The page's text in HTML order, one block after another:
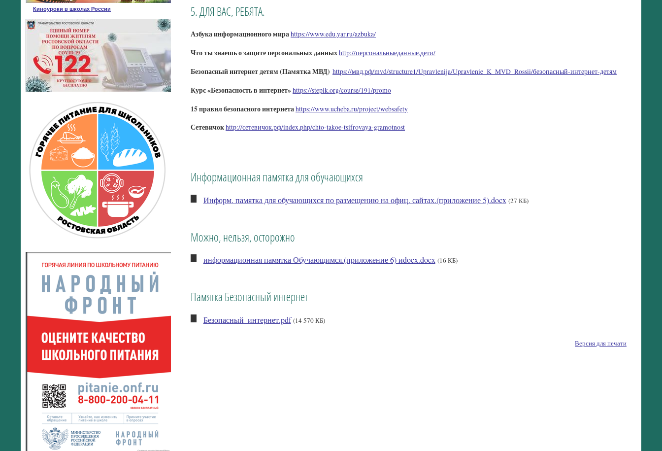
Киноуроки в школах России 5. ДЛЯ ВАС, РЕБЯТА.
Азбука информационного мираhttps://www.edu.yar.ru/azbuka/
Что ты знаешь о защите персональных данныхhttp://персональныеданные.дети/
Безопасный интернет детям (Памятка МВД) https://мвд.рф/mvd/structure1/Upravlenija/Upravlenie_K_MVD_Rossii/безопасный-интернет-детям
Курс «Безопасность в интернет»https://stepik.org/course/191/promo
15 правил безопасного интернетаhttps://www.ucheba.ru/project/websafety
Сетевичокhttp://сетевичок.рф/index.php/chto-takoe-tsifrovaya-gramotnost
Информационная памятка для обучающихся
Информ. памятка для обучающихся по размещению на офиц. сайтах.(приложение 5).docx (27 КБ)
Можно, нельзя, осторожно
информационная памятка Обучающимся.(приложение 6) иdocx.docx (16 КБ)
Памятка Безопасный интернет
Безопасный_интернет.pdf (14 570 КБ)
Версия для печати